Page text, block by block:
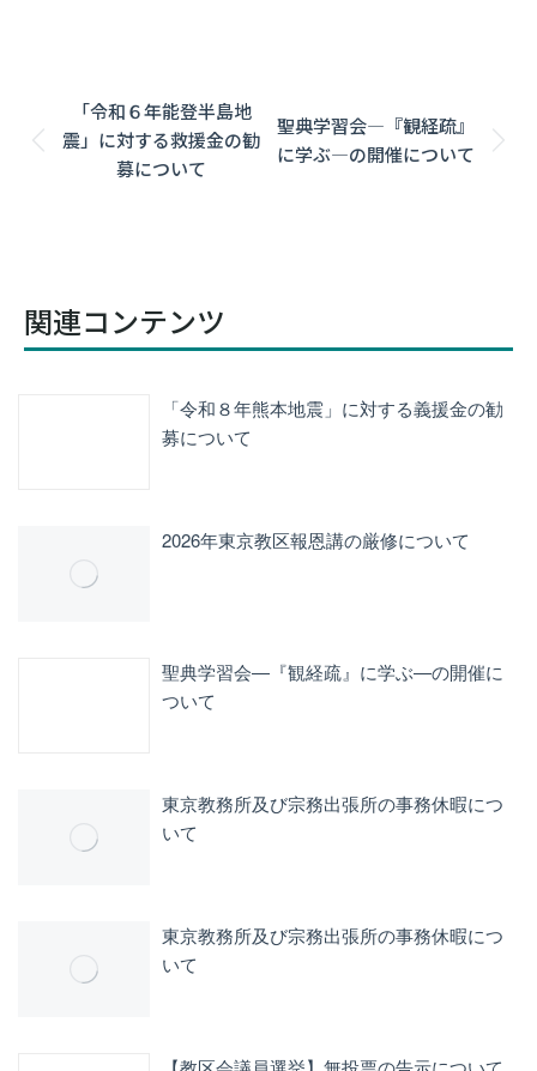
Post
navigation
Previous
post:
「令和６年能登半島地
震」に対する救援金の勧
募について
Next
聖典学習会―『観経疏』
に学ぶ―の開催について
関連コンテンツ
「令和８年熊本地震」に対する義援金の勧
募について
2026年東京教区報恩講の厳修について
聖典学習会―『観経疏』に学ぶ―の開催に
ついて
東京教務所及び宗務出張所の事務休暇につ
いて
東京教務所及び宗務出張所の事務休暇につ
いて